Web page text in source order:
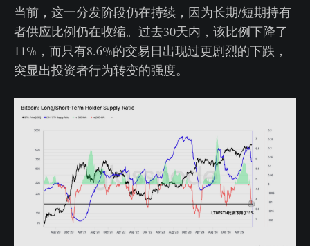
当前，这一分发阶段仍在持续，因为长期/短期持有
者供应比例仍在收缩。过去30天内，该比例下降了
11%，而只有8.6%的交易日出现过更剧烈的下跌，
突显出投资者行为转变的强度。